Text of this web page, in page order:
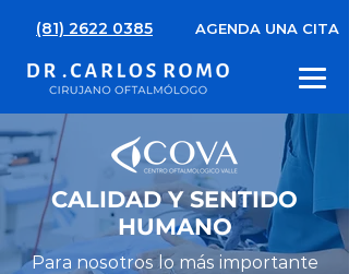
(81) 2622 0385 AGENDA UNA CITA
CALIDAD Y SENTIDO
HUMANO
Para nosotros lo más importante